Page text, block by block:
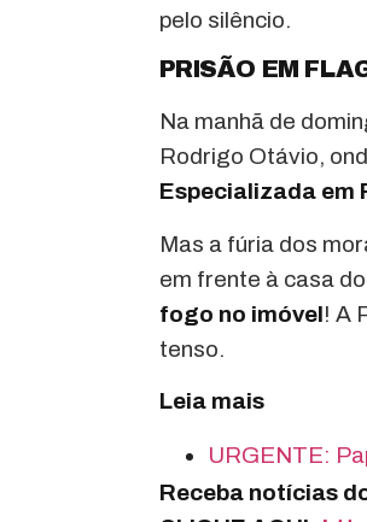
pelo silêncio.
PRISÃO EM
Na manhã de
Rodrigo Otávio,
Especializada em
Mas a fúria dos
em frente à casa
fogo no imóvel! A
tenso.
Leia mais
URGENTE:
Receba notícias